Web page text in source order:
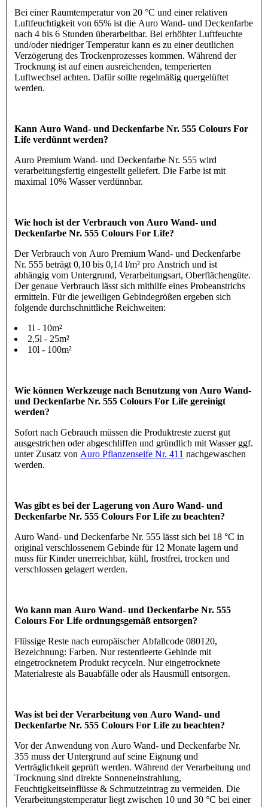
Bei einer Raumtemperatur von 20 °C und einer relativen
Luftfeuchtigkeit von 65% ist die Auro Wand- und Deckenfarbe
nach 4 bis 6 Stunden überarbeitbar. Bei erhöhter Luftfeuchte
und/oder niedriger Temperatur kann es zu einer deutlichen
Verzögerung des Trockenprozesses kommen. Während der
Trocknung ist auf einen ausreichenden, temperierten
Luftwechsel achten. Dafür sollte regelmäßig quergelüftet
werden.
Kann Auro Wand- und Deckenfarbe Nr. 555 Colours For
Life verdünnt werden?
Auro Premium Wand- und Deckenfarbe Nr. 555 wird
verarbeitungsfertig eingestellt geliefert. Die Farbe ist mit
maximal 10% Wasser verdünnbar.
Wie hoch ist der Verbrauch von Auro Wand- und
Deckenfarbe Nr. 555 Colours For Life?
Der Verbrauch von Auro Premium Wand- und Deckenfarbe
Nr. 555 beträgt 0,10 bis 0,14 l/m² pro Anstrich und ist
abhängig vom Untergrund, Verarbeitungsart, Oberflächengüte.
Der genaue Verbrauch lässt sich mithilfe eines Probeanstrichs
ermitteln. Für die jeweiligen Gebindegrößen ergeben sich
folgende durchschnittliche Reichweiten:
1l - 10m²
2,5l - 25m²
10l - 100m²
Wie können Werkzeuge nach Benutzung von Auro Wand-
und Deckenfarbe Nr. 555 Colours For Life gereinigt
werden?
Sofort nach Gebrauch müssen die Produktreste zuerst gut
ausgestrichen oder abgeschliffen und gründlich mit Wasser ggf.
unter Zusatz von Auro Pflanzenseife Nr. 411 nachgewaschen
werden.
Was gibt es bei der Lagerung von Auro Wand- und
Deckenfarbe Nr. 555 Colours For Life zu beachten?
Auro Wand- und Deckenfarbe Nr. 555 lässt sich bei 18 °C in
original verschlossenem Gebinde für 12 Monate lagern und
muss für Kinder unerreichbar, kühl, frostfrei, trocken und
verschlossen gelagert werden.
Wo kann man Auro Wand- und Deckenfarbe Nr. 555
Colours For Life ordnungsgemäß entsorgen?
Flüssige Reste nach europäischer Abfallcode 080120,
Bezeichnung: Farben. Nur restentleerte Gebinde mit
eingetrocknetem Produkt recyceln. Nur eingetrocknete
Materialreste als Bauabfälle oder als Hausmüll entsorgen.
Was ist bei der Verarbeitung von Auro Wand- und
Deckenfarbe Nr. 555 Colours For Life zu beachten?
Vor der Anwendung von Auro Wand- und Deckenfarbe Nr.
355 muss der Untergrund auf seine Eignung und
Verträglichkeit geprüft werden. Während der Verarbeitung und
Trocknung sind direkte Sonneneinstrahlung,
Feuchtigkeitseinflüsse & Schmutzeintrag zu vermeiden. Die
Verarbeitungstemperatur liegt zwischen 10 und 30 °C bei einer